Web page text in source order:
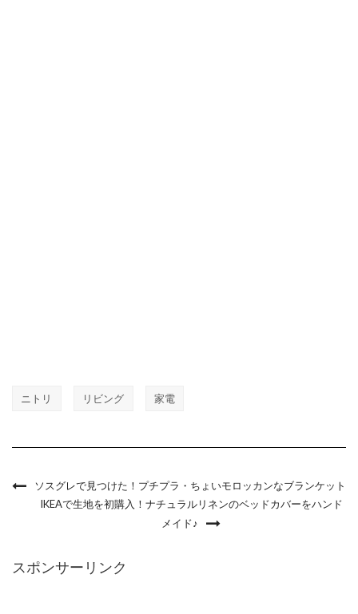
ニトリ リビング 家電
ソスグレで見つけた！プチプラ・ちょいモロッカンなブランケット
IKEAで生地を初購入！ナチュラルリネンのベッドカバーをハンド
メイド♪
スポンサーリンク